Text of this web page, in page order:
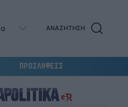
ΑΝΑΖΗΤΗΣΗ
ΠΡΟΣΛΗΨΕΙΣ